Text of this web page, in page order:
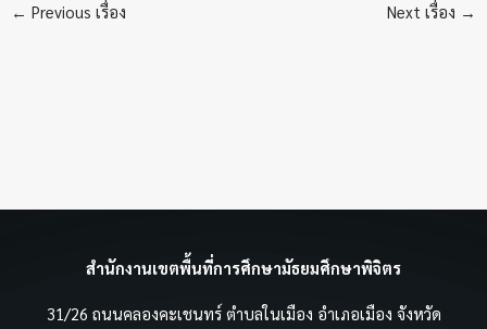
← Previous เรื่อง Next เรื่อง →
สำนักงานเขตพื้นที่การศึกษามัธยมศึกษาพิจิตร
31/26 ถนนคลองคะเชนทร์ ตำบลในเมือง อำเภอเมือง จังหวัด